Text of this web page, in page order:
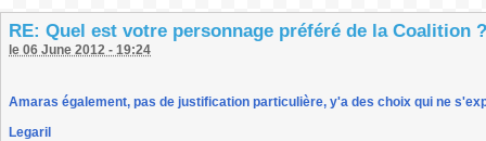
RE: Quel est votre personnage préféré de la Coalition ?
le 06 June 2012 - 19:24
Amaras également, pas de justification particulière, y'a des choix qui ne
Legaril